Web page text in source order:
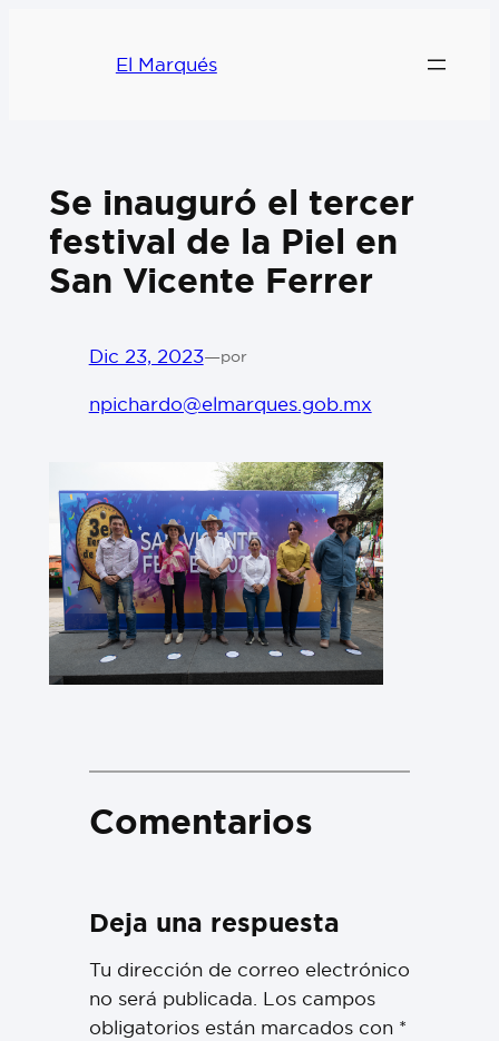
El Marqués
Se inauguró el tercer
festival de la Piel en
San Vicente Ferrer
Dic 23, 2023—por
npichardo@elmarques.gob.mx
Comentarios
Deja una respuesta
Tu dirección de correo electrónico
no será publicada. Los campos
obligatorios están marcados con *